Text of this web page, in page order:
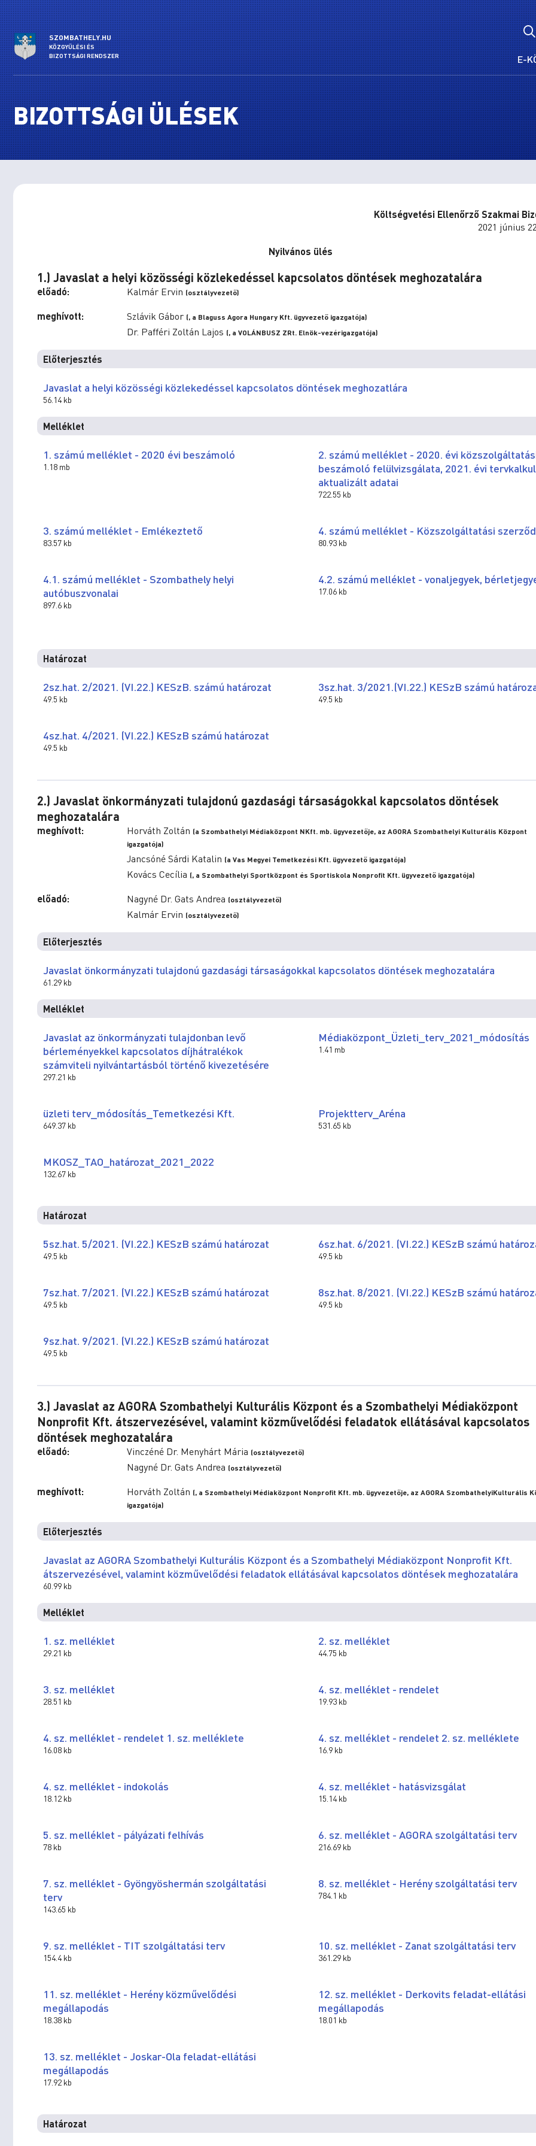
SZOMBATHELY.HU
KÖZGYŰLÉSI ÉS
BIZOTTSÁGI RENDSZER
E-
BIZOTTSÁGI ÜLÉSEK
Költségvetési Ellenőrző Szakmai
2021 június
Nyilvános ülés
1.) Javaslat a helyi közösségi közlekedéssel kapcsolatos döntések meghozatalára
előadó: Kalmár Ervin (osztályvezető)
meghívott: Szlávik Gábor (, a Blaguss Agora Hungary Kft. ügyvezető igazgatója)
Dr. Pafféri Zoltán Lajos (, a VOLÁNBUSZ ZRt. Elnök-vezérigazgatója)
Előterjesztés
Javaslat a helyi közösségi közlekedéssel kapcsolatos döntések meghozatlára
56.14 kb
Melléklet
1. számú melléklet - 2020 évi beszámoló
1.18 mb
2. számú melléklet - 2020. évi
beszámoló felülvizsgálata, 2021. évi
aktualizált adatai
722.55 kb
3. számú melléklet - Emlékeztető
83.57 kb
4. számú melléklet - Közszolgáltatási
80.93 kb
4.1. számú melléklet - Szombathely helyi
autóbuszvonalai
897.6 kb
4.2. számú melléklet - vonaljegyek,
17.06 kb
Határozat
2sz.hat. 2/2021. (VI.22.) KESzB. számú határozat
49.5 kb
3sz.hat. 3/2021.(VI.22.) KESzB számú
49.5 kb
4sz.hat. 4/2021. (VI.22.) KESzB számú határozat
49.5 kb
2.) Javaslat önkormányzati tulajdonú gazdasági társaságokkal kapcsolatos döntések
meghozatalára
meghívott: Horváth Zoltán (a Szombathelyi Médiaközpont NKft. mb. ügyvezetője, az AGORA Szombathelyi Kulturális Központ
igazgatója)
Jancsóné Sárdi Katalin (a Vas Megyei Temetkezési Kft. ügyvezető igazgatója)
Kovács Cecília (, a Szombathelyi Sportközpont és Sportiskola Nonprofit Kft. ügyvezető igazgatója)
előadó: Nagyné Dr. Gats Andrea (osztályvezető)
Kalmár Ervin (osztályvezető)
Előterjesztés
Javaslat önkormányzati tulajdonú gazdasági társaságokkal kapcsolatos döntések meghozatalára
61.29 kb
Melléklet
Javaslat az önkormányzati tulajdonban levő
bérleményekkel kapcsolatos díjhátralékok
számviteli nyilvántartásból történő kivezetésére
297.21 kb
Médiaközpont_Üzleti_terv_2021_módosítás
1.41 mb
üzleti terv_módosítás_Temetkezési Kft.
649.37 kb
Projektterv_Aréna
531.65 kb
MKOSZ_TAO_határozat_2021_2022
132.67 kb
Határozat
5sz.hat. 5/2021. (VI.22.) KESzB számú határozat
49.5 kb
6sz.hat. 6/2021. (VI.22.) KESzB számú
49.5 kb
7sz.hat. 7/2021. (VI.22.) KESzB számú határozat
49.5 kb
8sz.hat. 8/2021. (VI.22.) KESzB számú
49.5 kb
9sz.hat. 9/2021. (VI.22.) KESzB számú határozat
49.5 kb
3.) Javaslat az AGORA Szombathelyi Kulturális Központ és a Szombathelyi Médiaközpont
Nonprofit Kft. átszervezésével, valamint közművelődési feladatok ellátásával kapcsolatos
döntések meghozatalára
előadó: Vinczéné Dr. Menyhárt Mária (osztályvezető)
Nagyné Dr. Gats Andrea (osztályvezető)
meghívott: Horváth Zoltán (, a Szombathelyi Médiaközpont Nonprofit Kft. mb. ügyvezetője, az AGORA SzombathelyiKulturális
igazgatója)
Előterjesztés
Javaslat az AGORA Szombathelyi Kulturális Központ és a Szombathelyi Médiaközpont Nonprofit Kft.
átszervezésével, valamint közművelődési feladatok ellátásával kapcsolatos döntések meghozatalára
60.99 kb
Melléklet
1. sz. melléklet
29.21 kb
2. sz. melléklet
44.75 kb
3. sz. melléklet
28.51 kb
4. sz. melléklet - rendelet
19.93 kb
4. sz. melléklet - rendelet 1. sz. melléklete
16.08 kb
4. sz. melléklet - rendelet 2. sz. melléklete
16.9 kb
4. sz. melléklet - indokolás
18.12 kb
4. sz. melléklet - hatásvizsgálat
15.14 kb
5. sz. melléklet - pályázati felhívás
78 kb
6. sz. melléklet - AGORA szolgáltatási terv
216.69 kb
7. sz. melléklet - Gyöngyöshermán szolgáltatási
terv
143.65 kb
8. sz. melléklet - Herény szolgáltatási terv
784.1 kb
9. sz. melléklet - TIT szolgáltatási terv
154.4 kb
10. sz. melléklet - Zanat szolgáltatási terv
361.29 kb
11. sz. melléklet - Herény közművelődési
megállapodás
18.38 kb
12. sz. melléklet - Derkovits feladat-ellátási
megállapodás
18.01 kb
13. sz. melléklet - Joskar-Ola feladat-ellátási
megállapodás
17.92 kb
Határozat